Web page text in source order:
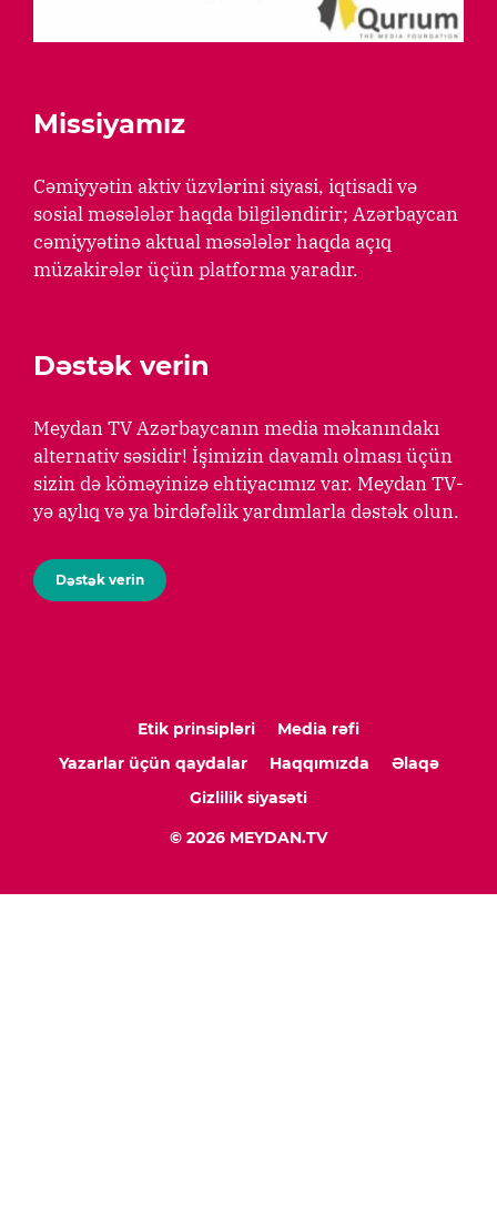
Missiyamız
Cəmiyyətin aktiv üzvlərini siyasi, iqtisadi və
sosial məsələlər haqda bilgiləndirir; Azərbaycan
cəmiyyətinə aktual məsələlər haqda açıq
müzakirələr üçün platforma yaradır.
Dəstək verin
Meydan TV Azərbaycanın media məkanındakı
alternativ səsidir! İşimizin davamlı olması üçün
sizin də köməyinizə ehtiyacımız var. Meydan TV-
yə aylıq və ya birdəfəlik yardımlarla dəstək olun.
Dəstək verin
Etik prinsipləri
Media rəfi
Yazarlar üçün qaydalar
Haqqımızda
Əlaqə
Gizlilik siyasəti
© 2026 MEYDAN.TV